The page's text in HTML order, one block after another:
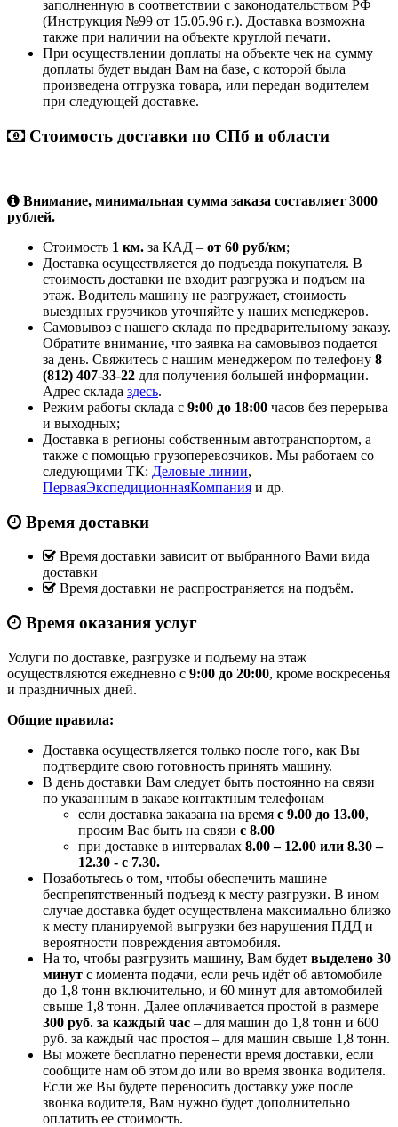
заполненную в соответствии с законодательством РФ
(Инструкция №99 от 15.05.96 г.). Доставка возможна
также при наличии на объекте круглой печати.
При осуществлении доплаты на объекте чек на сумму
доплаты будет выдан Вам на базе, с которой была
произведена отгрузка товара, или передан водителем
при следующей доставке.
Стоимость доставки по СПб и области
Внимание, минимальная сумма заказа составляет 3000
рублей.
Стоимость 1 км. за КАД – от 60 руб/км;
Доставка осуществляется до подъезда покупателя. В
стоимость доставки не входит разгрузка и подъем на
этаж. Водитель машину не разгружает, стоимость
выездных грузчиков уточняйте у наших менеджеров.
Самовывоз с нашего склада по предварительному заказу.
Обратите внимание, что заявка на самовывоз подается
за день. Свяжитесь с нашим менеджером по телефону 8
(812) 407-33-22 для получения большей информации.
Адрес склада здесь.
Режим работы склада с 9:00 до 18:00 часов без перерыва
и выходных;
Доставка в регионы собственным автотранспортом, а
также с помощью грузоперевозчиков. Мы работаем со
следующими ТК: Деловые линии,
ПерваяЭкспедиционнаяКомпания и др.
Время доставки
Время доставки зависит от выбранного Вами вида
доставки
Время доставки не распространяется на подъём.
Время оказания услуг
Услуги по доставке, разгрузке и подъему на этаж
осуществляются ежедневно с 9:00 до 20:00, кроме воскресенья
и праздничных дней.
Общие правила:
Доставка осуществляется только после того, как Вы
подтвердите свою готовность принять машину.
В день доставки Вам следует быть постоянно на связи
по указанным в заказе контактным телефонам
если доставка заказана на время с 9.00 до 13.00,
просим Вас быть на связи с 8.00
при доставке в интервалах 8.00 – 12.00 или 8.30 –
12.30 - с 7.30.
Позаботьтесь о том, чтобы обеспечить машине
беспрепятственный подъезд к месту разгрузки. В ином
случае доставка будет осуществлена максимально близко
к месту планируемой выгрузки без нарушения ПДД и
вероятности повреждения автомобиля.
На то, чтобы разгрузить машину, Вам будет выделено 30
минут с момента подачи, если речь идёт об автомобиле
до 1,8 тонн включительно, и 60 минут для автомобилей
свыше 1,8 тонн. Далее оплачивается простой в размере
300 руб. за каждый час – для машин до 1,8 тонн и 600
руб. за каждый час простоя – для машин свыше 1,8 тонн.
Вы можете бесплатно перенести время доставки, если
сообщите нам об этом до или во время звонка водителя.
Если же Вы будете переносить доставку уже после
звонка водителя, Вам нужно будет дополнительно
оплатить ее стоимость.